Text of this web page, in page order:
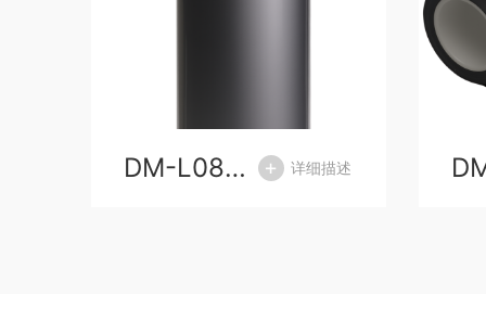
DM-L086N银色铝塑复合膜 详细描述